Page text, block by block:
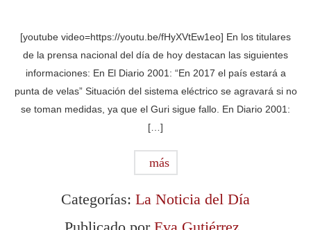
[youtube video=https://youtu.be/fHyXVtEw1eo] En los titulares
de la prensa nacional del día de hoy destacan las siguientes
informaciones: En El Diario 2001: “En 2017 el país estará a
punta de velas” Situación del sistema eléctrico se agravará si no
se toman medidas, ya que el Guri sigue fallo. En Diario 2001:
[…]
más
Categorías: La Noticia del Día